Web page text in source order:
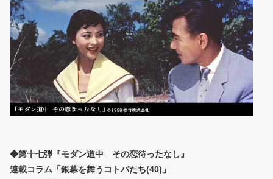
◆第十七弾『モダン道中 その恋待ったなし』
連載コラム「銀幕を舞うコトバたち(40)」